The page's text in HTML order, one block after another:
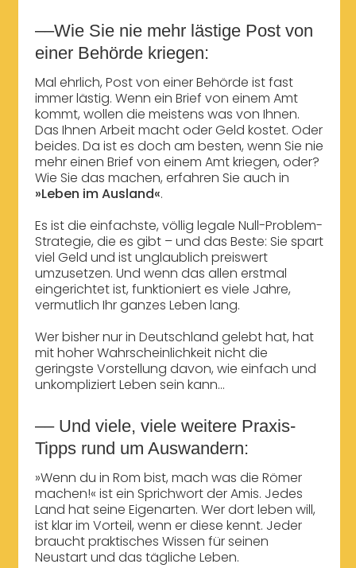
––Wie Sie nie mehr lästige Post von
einer Behörde kriegen:
Mal ehrlich, Post von einer Behörde ist fast
immer lästig. Wenn ein Brief von einem Amt
kommt, wollen die meistens was von Ihnen.
Das Ihnen Arbeit macht oder Geld kostet. Oder
beides. Da ist es doch am besten, wenn Sie nie
mehr einen Brief von einem Amt kriegen, oder?
Wie Sie das machen, erfahren Sie auch in
»Leben im Ausland«.
Es ist die einfachste, völlig legale Null-Problem-
Strategie, die es gibt – und das Beste: Sie spart
viel Geld und ist unglaublich preiswert
umzusetzen. Und wenn das allen erstmal
eingerichtet ist, funktioniert es viele Jahre,
vermutlich Ihr ganzes Leben lang.
Wer bisher nur in Deutschland gelebt hat, hat
mit hoher Wahrscheinlichkeit nicht die
geringste Vorstellung davon, wie einfach und
unkompliziert Leben sein kann...
–– Und viele, viele weitere Praxis-
Tipps rund um Auswandern:
»Wenn du in Rom bist, mach was die Römer
machen!« ist ein Sprichwort der Amis. Jedes
Land hat seine Eigenarten. Wer dort leben will,
ist klar im Vorteil, wenn er diese kennt. Jeder
braucht praktisches Wissen für seinen
Neustart und das tägliche Leben.